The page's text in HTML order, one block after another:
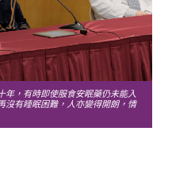
年，有時即使服食安眠藥仍未能入
沒有睡眠困難，人亦變得開朗，情